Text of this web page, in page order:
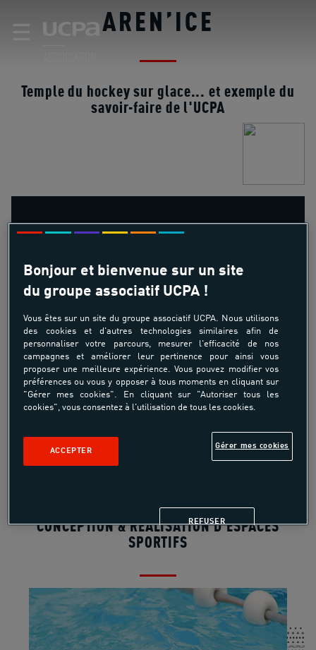
☰ AREN’ICE
Temple du hockey sur glace... et exemple du
savoir-faire de l'UCPA
les entraînements de l'équipe de France que les
Comment créer un lieu qui accueille aussi bien
les entraînements ?
Partager
CONCEPTION & RÉALISATION D'ESPACES
SPORTIFS
Bonjour et bienvenue sur un site
du groupe associatif UCPA !
Vous êtes sur un site du groupe associatif UCPA. Nous utilisons
des cookies et d'autres technologies similaires afin de
personnaliser votre parcours, mesurer l'efficacité de nos
campagnes et améliorer leur pertinence pour ainsi vous
proposer une meilleure expérience. Vous pouvez modifier vos
préférences ou vous y opposer à tous moments en cliquant sur
"Gérer mes cookies". En cliquant sur "Autoriser tous les
cookies", vous consentez à l'utilisation de tous les cookies.
Gérer mes cookies
REFUSER
ACCEPTER